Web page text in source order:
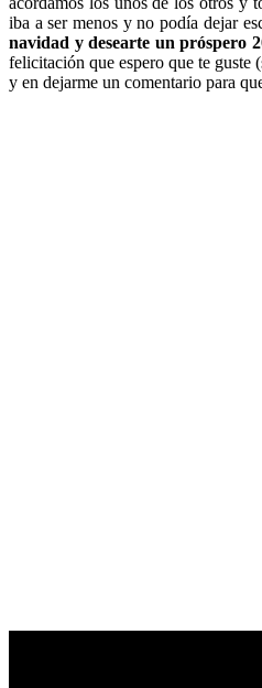
iba a ser menos y no podía dejar
navidad y desearte un próspero
felicitación que espero que te guste
y en dejarme un comentario para